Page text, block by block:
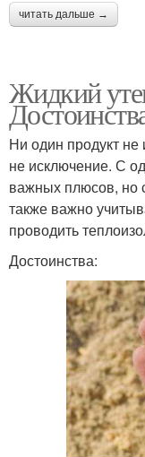
читать дальше →
Жидкий
Ни один продукт не
не исключение. С
важных плюсов, но
также важно
проводить
Достоинства: